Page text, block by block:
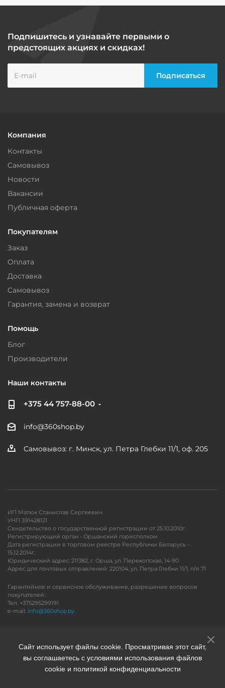
Подпишитесь и узнавайте первыми о
предстоящих акциях и скидках!
Компания
Контакты
Самовывоз
Новости
Вакансии
Публичная оферта
Покупателям
Заказ
Оплата
Доставка
Самовывоз
Гарантия, замена и возврат
Помощь
Блог
Производители
Наши контакты
+375 44 757-88-00
info@360shop.by
Самовывоз: г. Минск, ул. Петра Глебки 11/1, оф. 205
ИП Матюк Станислав Сергеевич
УНП 391428121
Свидетельство о государственной регистрации от 25.10.2010г.
Регистрирующий орган - Оршанский горисполком
Дата регистрации в торговом реестре Республики Беларусь -
15.12.2014г.
Юридический адрес: 211382, г. Орша, ул. Перекопская, 14-90
Адрес для почтовых отправлений: 220104, ул. Петра Глебки 11/1, п/я 71
Гарантийное и сервисное обслуживание, разрешение вопросов
покупателей:
Тел. +375295299191
e-mail: info@360shop.by
Сайт использует файлы cookie. Просматривая этот сайт,
вы соглашаетесь с условиями использования файлов
cookie и политикой конфиденциальности